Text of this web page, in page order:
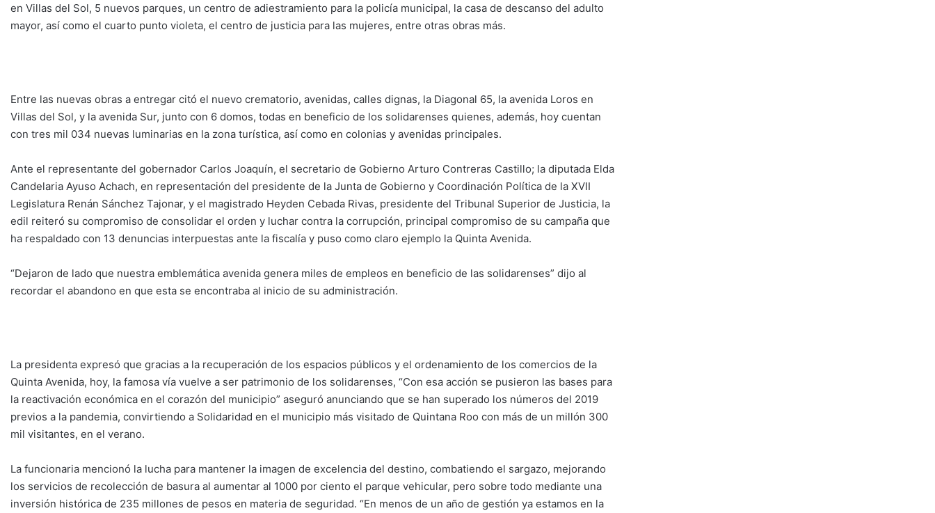
en Villas del Sol, 5 nuevos parques, un centro de adiestramiento para la policía municipal, la casa de descanso del adulto
mayor, así como el cuarto punto violeta, el centro de justicia para las mujeres, entre otras obras más.
Entre las nuevas obras a entregar citó el nuevo crematorio, avenidas, calles dignas, la Diagonal 65, la avenida Loros en
Villas del Sol, y la avenida Sur, junto con 6 domos, todas en beneficio de los solidarenses quienes, además, hoy cuentan
con tres mil 034 nuevas luminarias en la zona turística, así como en colonias y avenidas principales.
Ante el representante del gobernador Carlos Joaquín, el secretario de Gobierno Arturo Contreras Castillo; la diputada Elda
Candelaria Ayuso Achach, en representación del presidente de la Junta de Gobierno y Coordinación Política de la XVII
Legislatura Renán Sánchez Tajonar, y el magistrado Heyden Cebada Rivas, presidente del Tribunal Superior de Justicia, la
edil reiteró su compromiso de consolidar el orden y luchar contra la corrupción, principal compromiso de su campaña que
ha respaldado con 13 denuncias interpuestas ante la fiscalía y puso como claro ejemplo la Quinta Avenida.
“Dejaron de lado que nuestra emblemática avenida genera miles de empleos en beneficio de las solidarenses” dijo al
recordar el abandono en que esta se encontraba al inicio de su administración.
La presidenta expresó que gracias a la recuperación de los espacios públicos y el ordenamiento de los comercios de la
Quinta Avenida, hoy, la famosa vía vuelve a ser patrimonio de los solidarenses, “Con esa acción se pusieron las bases para
la reactivación económica en el corazón del municipio” aseguró anunciando que se han superado los números del 2019
previos a la pandemia, convirtiendo a Solidaridad en el municipio más visitado de Quintana Roo con más de un millón 300
mil visitantes, en el verano.
La funcionaria mencionó la lucha para mantener la imagen de excelencia del destino, combatiendo el sargazo, mejorando
los servicios de recolección de basura al aumentar al 1000 por ciento el parque vehicular, pero sobre todo mediante una
inversión histórica de 235 millones de pesos en materia de seguridad. “En menos de un año de gestión ya estamos en la